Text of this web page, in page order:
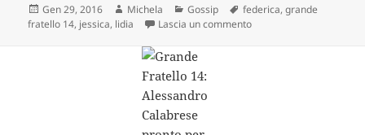
Scritto
il
Gen 29, 2016 Autore
Michela Categorie
Gossip Tag
federica,grande
fratello 14, jessica, lidia Lascia un commentosu Grande Fratello 14: